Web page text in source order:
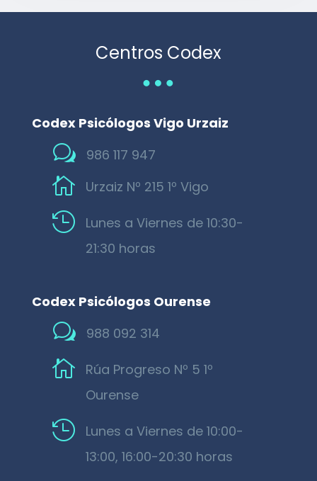
Centros Codex
…
Codex Psicólogos Vigo Urzaiz
w 986 117 947
 Urzaiz Nº 215 1º Vigo

Lunes a Viernes de 10:30-
21:30 horas
Codex Psicólogos Ourense
w 988 092 314

Rúa Progreso Nº 5 1º
Ourense

Lunes a Viernes de 10:00-
13:00, 16:00-20:30 horas